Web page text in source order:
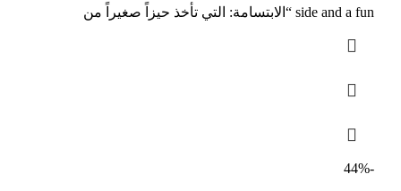
side and a fun “الابتسامة: التي تأخذ حيزاً صغيراً من
-44%